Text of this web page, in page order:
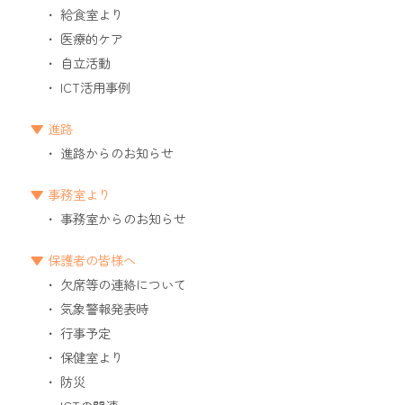
給食室より
医療的ケア
自立活動
ICT活用事例
進路
進路からのお知らせ
事務室より
事務室からのお知らせ
保護者の皆様へ
欠席等の連絡について
気象警報発表時
行事予定
保健室より
防災